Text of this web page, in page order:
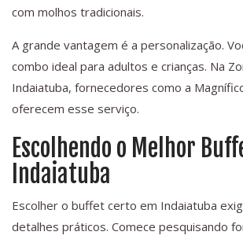
com molhos tradicionais.
A grande vantagem é a personalização.
combo ideal para adultos e crianças. Na
Indaiatuba, fornecedores como a
oferecem esse serviço.
Escolhendo o Melhor
Indaiatuba
Escolher o buffet certo em Indaiatuba
detalhes práticos. Comece pesquisando